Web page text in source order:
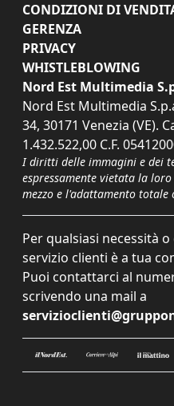
CONDIZIONI DI
GERENZA
PRIVACY
WHISTLEBLOWING
Nord Est Multimedia
Nord Est Multimedia
34, 30171 Venezia (VE).
1.432.522,00 C.F.
I diritti delle immagini e dei
espressamente vietata la
mezzo e l'adattamento totale
Per qualsiasi necessità
servizio clienti è a tua
Puoi contattarci al
scrivendo una mail a